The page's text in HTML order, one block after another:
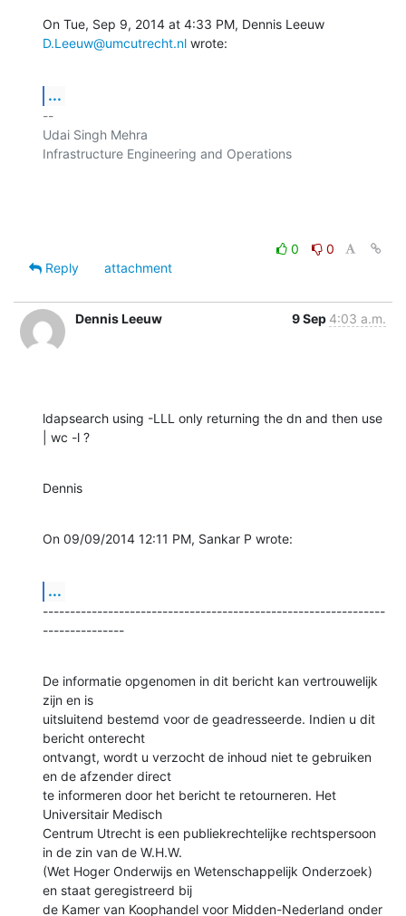
D.Leeuw@umcutrecht.nl wrote:
...
--
Udai Singh Mehra
Infrastructure Engineering and Operations
0
0
Reply
attachment
Dennis Leeuw 9 Sep 4:03 a.m.
ldapsearch using -LLL only returning the dn and then use
| wc -l ?
Dennis
On 09/09/2014 12:11 PM, Sankar P wrote:
...
---------------------------------------------------------------
---------------
De informatie opgenomen in dit bericht kan vertrouwelijk
zijn en is
uitsluitend bestemd voor de geadresseerde. Indien u dit
bericht onterecht
ontvangt, wordt u verzocht de inhoud niet te gebruiken
en de afzender direct
te informeren door het bericht te retourneren. Het
Universitair Medisch
Centrum Utrecht is een publiekrechtelijke rechtspersoon
in de zin van de W.H.W.
(Wet Hoger Onderwijs en Wetenschappelijk Onderzoek)
en staat geregistreerd bij
de Kamer van Koophandel voor Midden-Nederland onder